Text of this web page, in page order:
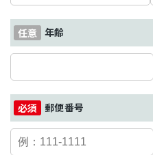
年齢
郵便番号